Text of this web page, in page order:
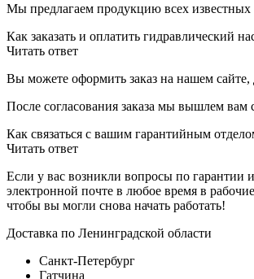
Мы предлагаем продукцию всех
Как заказать и оплатить гидравлический
Читать ответ
Вы можете оформить заказ на нашем
После согласования заказа мы вышлем
Как связаться с вашим гарантийным
Читать ответ
Если у вас возникли вопросы по гарантии
электронной почте в любое время в
чтобы вы могли снова начать работать!
Доставка по Ленинградской области
Санкт-Петербург
Гатчина